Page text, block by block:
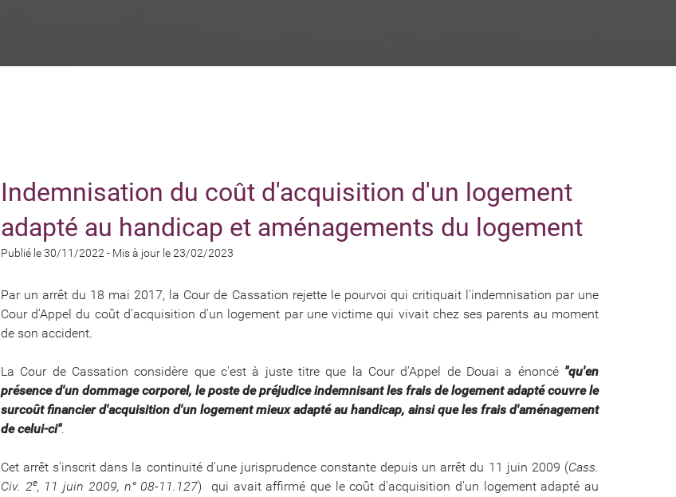
Indemnisation du coût d'acquisition d'un logement
adapté au handicap et aménagements du logement
Publié le 30/11/2022- Mis à jour le 23/02/2023
Par un arrêt du 18 mai 2017, la Cour de Cassation rejette le pourvoi qui critiquait l'indemnisation par une
Cour d'Appel du coût d'acquisition d'un logement par une victime qui vivait chez ses parents au moment
de son accident.
La Cour de Cassation considère que c'est à juste titre que la Cour d'Appel de Douai a énoncé"qu'en
présence d'un dommage corporel, le poste de préjudice indemnisant les frais de logement adapté couvre le
surcoût financier d'acquisition d'un logement mieux adapté au handicap, ainsi que les frais d'aménagement
de celui-ci".
Cet arrêt s'inscrit dans la continuité d'une jurisprudence constante depuis un arrêt du 11 juin 2009 (Cass.
Civ. 2e, 11 juin 2009, n° 08-11.127) qui avait affirmé que le coût d'acquisition d'un logement adapté au